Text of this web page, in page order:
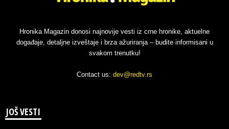
Hronika Magazin donosi najnovije vesti iz crne hronike, aktuelne
događaje, detaljne izveštaje i brza ažuriranja – budite informisani u
svakom trenutku!
Contact us: dev@redtv.rs
JOŠ VESTI